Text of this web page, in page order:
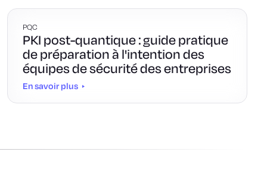
PQC
PKI post-quantique : guide pratique
de préparation à l'intention des
équipes de sécurité des entreprises
En savoir plus